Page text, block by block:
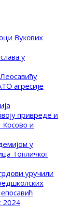
Вукових
у
агресије
привреде и
и
у
Топличког
уручили
2024